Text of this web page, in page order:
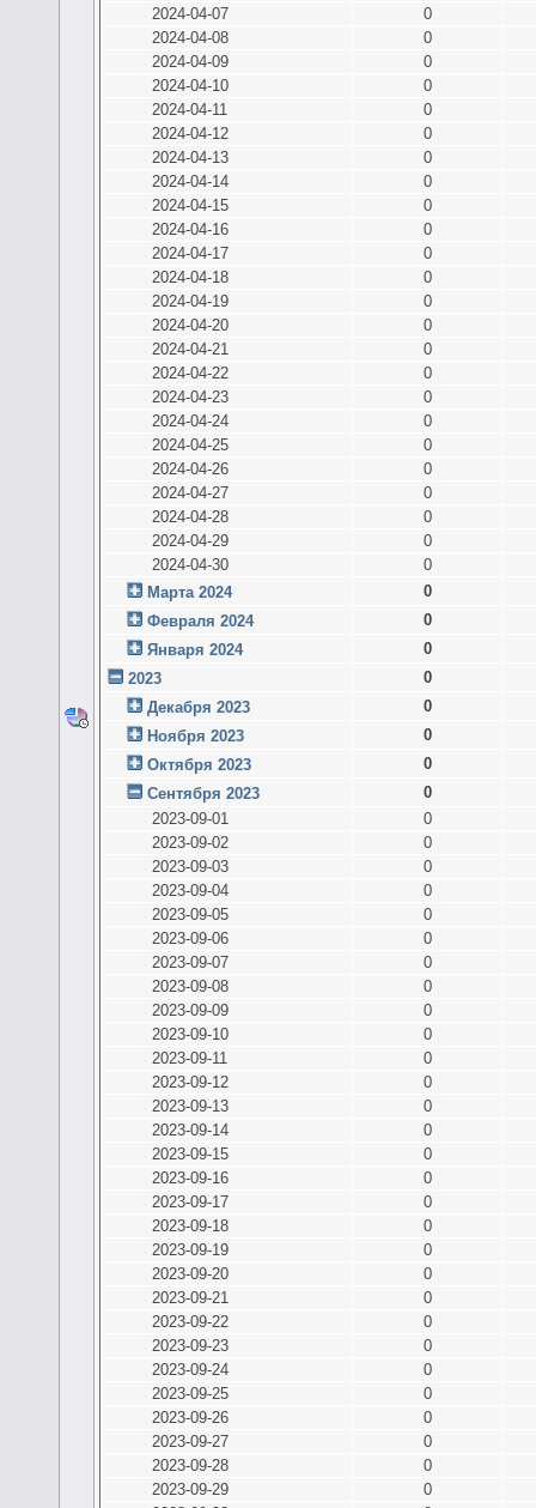
2024-04-07
0
2024-04-08
0
2024-04-09
0
2024-04-10
0
2024-04-11
0
2024-04-12
0
2024-04-13
0
2024-04-14
0
2024-04-15
0
2024-04-16
0
2024-04-17
0
2024-04-18
0
2024-04-19
0
2024-04-20
0
2024-04-21
0
2024-04-22
0
2024-04-23
0
2024-04-24
0
2024-04-25
0
2024-04-26
0
2024-04-27
0
2024-04-28
0
2024-04-29
0
2024-04-30
0
Марта 2024
0
Февраля 2024
0
Января 2024
0
2023
0
Декабря 2023
0
Ноября 2023
0
Октября 2023
0
Сентября 2023
0
2023-09-01
0
2023-09-02
0
2023-09-03
0
2023-09-04
0
2023-09-05
0
2023-09-06
0
2023-09-07
0
2023-09-08
0
2023-09-09
0
2023-09-10
0
2023-09-11
0
2023-09-12
0
2023-09-13
0
2023-09-14
0
2023-09-15
0
2023-09-16
0
2023-09-17
0
2023-09-18
0
2023-09-19
0
2023-09-20
0
2023-09-21
0
2023-09-22
0
2023-09-23
0
2023-09-24
0
2023-09-25
0
2023-09-26
0
2023-09-27
0
2023-09-28
0
2023-09-29
0